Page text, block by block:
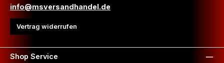
info@msversandhandel.de
Vertrag widerrufen
Shop Service